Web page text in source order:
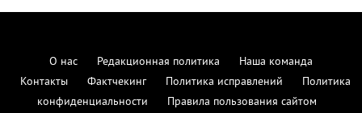
О нас Редакционная политика
Наша команда
Контакты
Фактчекинг Политика исправлений
Политика
конфиденциальности
Правила пользования сайтом